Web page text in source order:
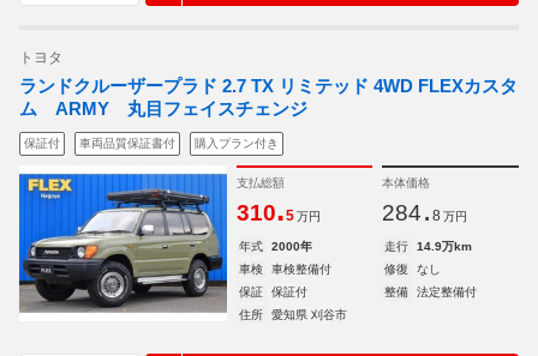
トヨタ
ランドクルーザープラド 2.7 TX リミテッド 4WD FLEXカスタ
ム ARMY 丸目フェイスチェンジ
保証付 車両品質保証書付 購入プラン付き
支払総額
310.5 万円
本体価格
284. 8 万円
年式 2000年 走行
14.9万km
車検
車検整備付 修復
なし
保証
保証付 整備
法定整備付
住所
愛知県 刈谷市